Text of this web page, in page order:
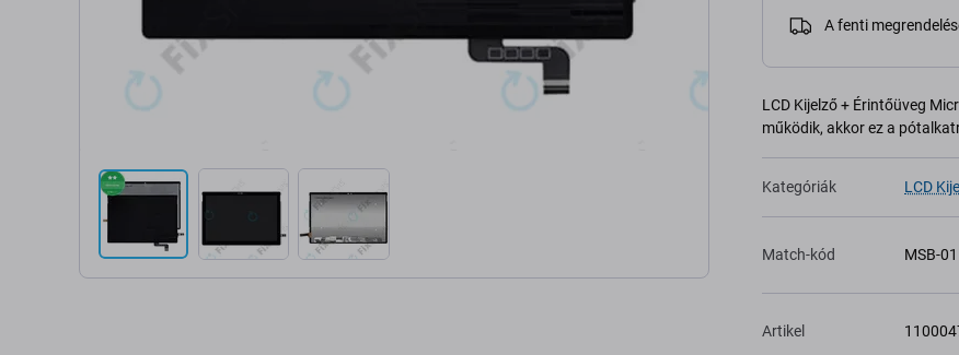
A fenti
LCD Kijelző + Érintőüveg
működik, akkor ez a
Kategóriák LCD
Match-kód MSB-01
Artikel